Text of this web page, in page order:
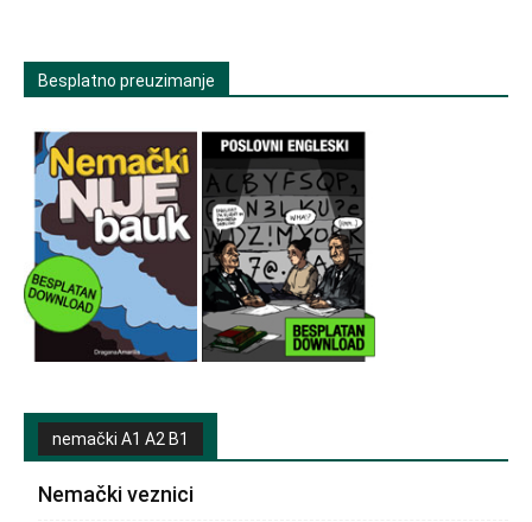
Besplatno preuzimanje
nemački A1 A2 B1
Nemački veznici